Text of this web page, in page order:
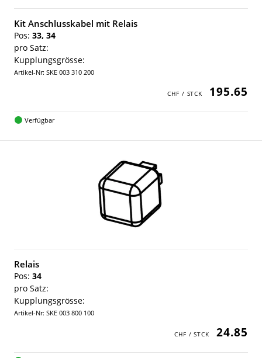
Kit Anschlusskabel mit Relais
Pos: 33, 34
pro Satz:
Kupplungsgrösse:
Artikel-Nr: SKE 003 310 200
195.65
Verfügbar
Relais
Pos: 34
pro Satz:
Kupplungsgrösse:
Artikel-Nr: SKE 003 800 100
24.85